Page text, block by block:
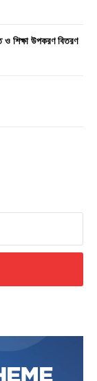
ও শিক্ষা উপকরণ বিতরণ